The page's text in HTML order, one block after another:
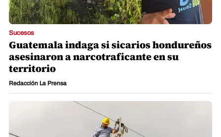
Sucesos
Guatemala indaga si sicarios hondureños
asesinaron a narcotraficante en su
territorio
Redacción La Prensa